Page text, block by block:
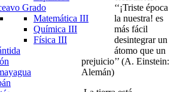
Grado
Matemática III
Química III
Física III
‘‘¡Triste época
la nuestra! es
más fácil
desintegrar un
átomo que un
prejuicio’’ (A. Einstein:
Alemán)